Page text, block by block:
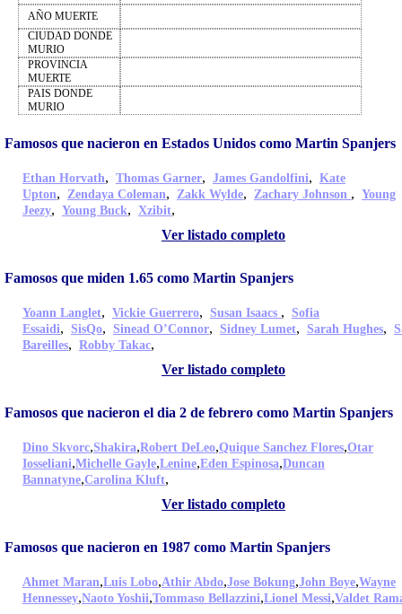
AÑO MUERTE
CIUDAD DONDE
MURIO
PROVINCIA
MUERTE
PAIS DONDE
MURIO
Famosos que nacieron en Estados Unidos como Martin Spanjers
Ethan Horvath, Thomas Garner, James Gandolfini, Kate
Upton, Zendaya Coleman, Zakk Wylde, Zachary Johnson , Young
Jeezy, Young Buck, Xzibit,
Ver listado completo
Famosos que miden 1.65 como Martin Spanjers
Yoann Langlet, Vickie Guerrero, Susan Isaacs , Sofia
Essaidi, SisQo, Sinead O’Connor, Sidney Lumet, Sarah Hughes,
Bareilles, Robby Takac,
Ver listado completo
Famosos que nacieron el dia 2 de febrero como Martin Spanjers
Dino Skvorc,Shakira,Robert DeLeo,Quique Sanchez Flores,Otar
Iosseliani,Michelle Gayle,Lenine,Eden Espinosa,Duncan
Bannatyne,Carolina Kluft,
Ver listado completo
Famosos que nacieron en 1987 como Martin Spanjers
Ahmet Maran,Luis Lobo,Athir Abdo,Jose Bokung,John Boye,Wayne
Hennessey,Naoto Yoshii,Tommaso Bellazzini,Lionel Messi,Valdet